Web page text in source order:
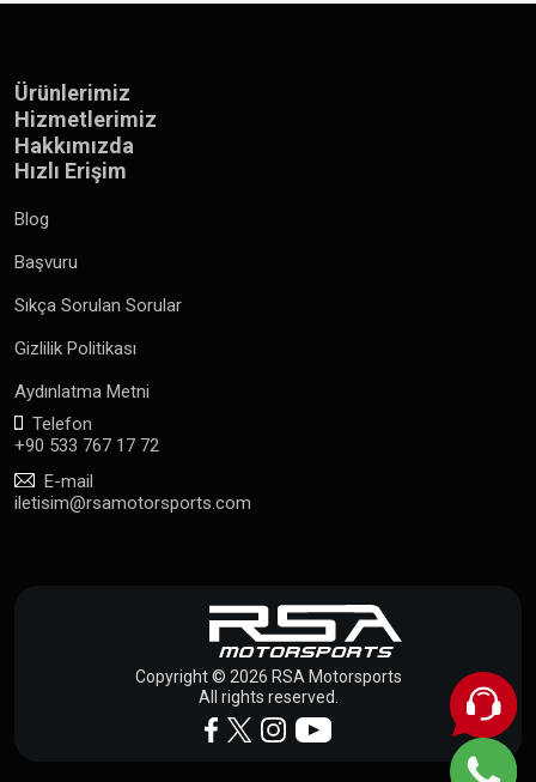
Ürünlerimiz
Hizmetlerimiz
Hakkımızda
Hızlı Erişim
Blog
Başvuru
Sıkça Sorulan Sorular
Gizlilik Politikası
Aydınlatma Metni
Telefon
+90 533 767 17 72
E-mail
iletisim@rsamotorsports.com
Copyright © 2026 RSA Motorsports
All rights reserved.